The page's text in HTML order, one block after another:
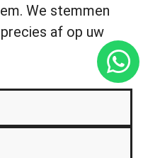
We stemmen
af op uw